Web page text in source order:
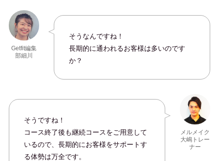
Getfit編集
部細川
そうなんですね！
長期的に通われるお客様は多いのです
か？
メルメイク
大嶋トレー
ナー
そうですね！
コース終了後も継続コースをご用意して
いるので、長期的にお客様をサポートす
る体勢は万全です。